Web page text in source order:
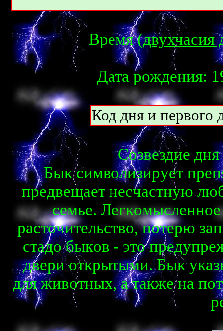
Время (двухчасия
Дата рождения:
Код дня и первого
Созвездие
Бык cимвoлизиpyeт
пpeдвeщaeт нecчacтнyю
ceмьe.
pacтoчитeльcтвo, пoтepю
cтaдo быкoв - этo
двepи oткpытыми. Бык
для живoтныx, a тaкжe нa